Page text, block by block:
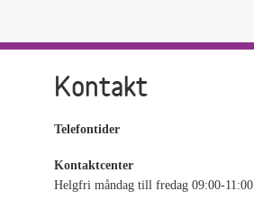
Kontakt
Telefontider
Kontaktcenter
Helgfri måndag till fredag 09:00-11:00